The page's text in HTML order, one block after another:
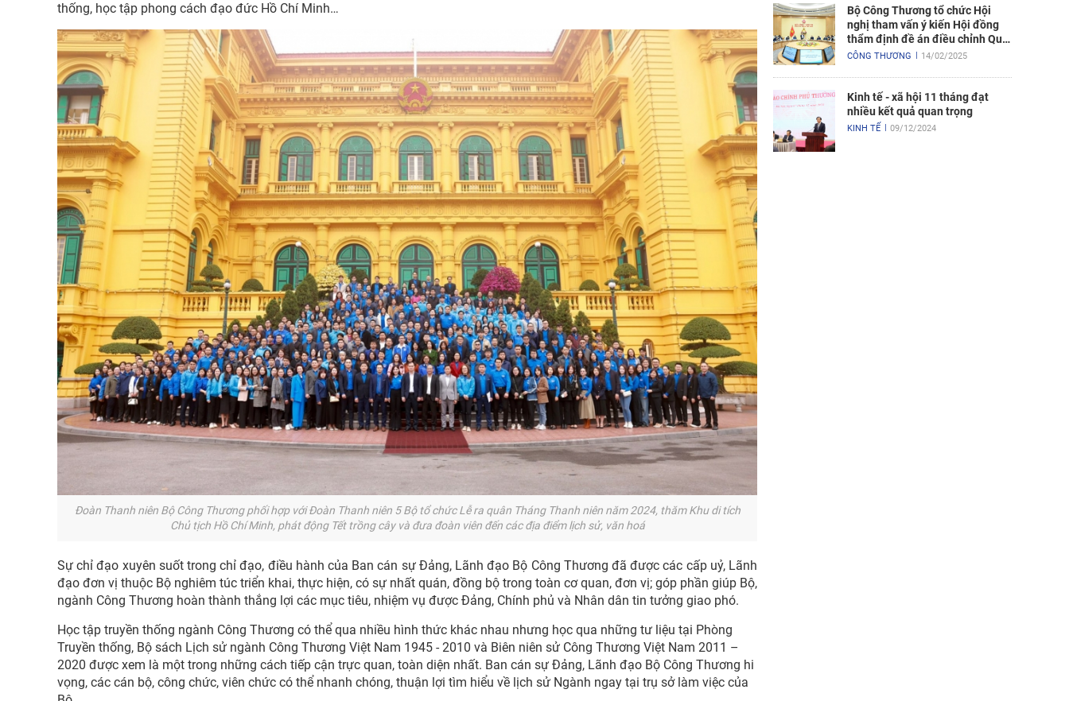
thống, học tập phong cách đạo đức Hồ Chí Minh…
Đoàn Thanh niên Bộ Công Thương phối hợp với Đoàn Thanh niên 5 Bộ tổ chức Lễ ra quân Tháng Thanh niên năm 2024, thăm Khu di tích
Chủ tịch Hồ Chí Minh, phát động Tết trồng cây và đưa đoàn viên đến các địa điểm lịch sử, văn hoá
Sự chỉ đạo xuyên suốt trong chỉ đạo, điều hành của Ban cán sự Đảng, Lãnh đạo Bộ Công Thương đã được các cấp uỷ, Lãnh
đạo đơn vị thuộc Bộ nghiêm túc triển khai, thực hiện, có sự nhất quán, đồng bộ trong toàn cơ quan, đơn vị; góp phần giúp Bộ,
ngành Công Thương hoàn thành thắng lợi các mục tiêu, nhiệm vụ được Đảng, Chính phủ và Nhân dân tin tưởng giao phó.
Học tập truyền thống ngành Công Thương có thể qua nhiều hình thức khác nhau nhưng học qua những tư liệu tại Phòng
Truyền thống, Bộ sách Lịch sử ngành Công Thương Việt Nam 1945 - 2010 và Biên niên sử Công Thương Việt Nam 2011 –
2020 được xem là một trong những cách tiếp cận trực quan, toàn diện nhất. Ban cán sự Đảng, Lãnh đạo Bộ Công Thương hi
vọng, các cán bộ, công chức, viên chức có thể nhanh chóng, thuận lợi tìm hiểu về lịch sử Ngành ngay tại trụ sở làm việc của
Bộ Công Thương tổ chức Hội
nghị tham vấn ý kiến Hội đồng
thẩm định đề án điều chỉnh Quy
hoạch điện VIII
CÔNG THƯƠNG 14/02/2025
Kinh tế - xã hội 11 tháng đạt
nhiều kết quả quan trọng
KINH TẾ 09/12/2024